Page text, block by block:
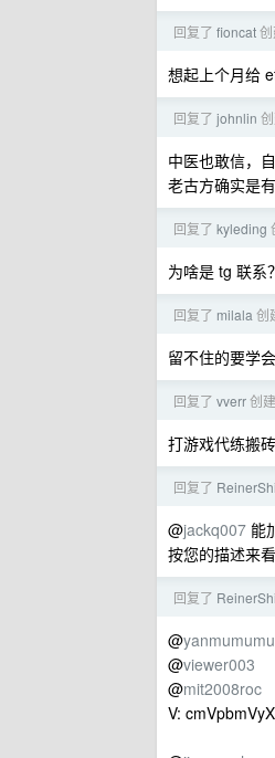
回复了 fioncat
想起上个月给
回复了 johnlin
中医也敢信，
老古方确实是
回复了 kyleding
为啥是 tg 联系？
回复了 milala 创
留不住的要学
回复了 vverr创
打游戏代练搬
回复了
@jackq007 能
按您的描述来
回复了
@
@viewer003
@mit2008roc
V: